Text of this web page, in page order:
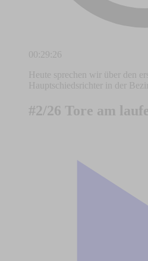
00:29:26
Heute sprechen wir über den
Hauptschiedsrichter in der
#2/26 Tore am